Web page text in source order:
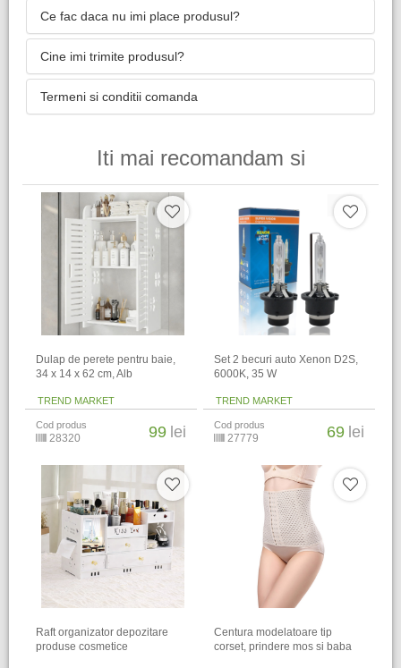
Ce fac daca nu imi place produsul?
Cine imi trimite produsul?
Termeni si conditii comanda
Iti mai recomandam si
Dulap de perete pentru baie,
34 x 14 x 62 cm​, Alb
TREND MARKET
Cod produs
28320 99 lei
Set 2 becuri auto Xenon D2S,
6000K, 35 W
TREND MARKET
Cod produs
27779 69 lei
Raft organizator depozitare
produse cosmetice
Centura modelatoare tip
corset, prindere mos si baba